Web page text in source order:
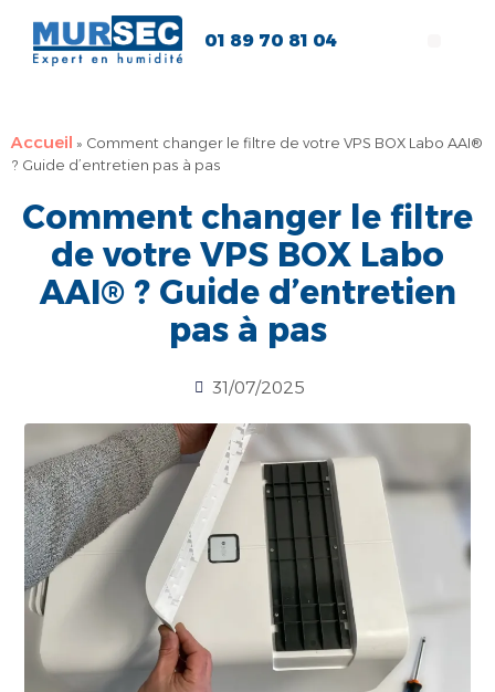
01 89 70 81 04
Accueil » Comment changer le filtre de votre VPS BOX Labo AAI®
? Guide d’entretien pas à pas
Comment changer le filtre
de votre VPS BOX Labo
AAI® ? Guide d’entretien
pas à pas
31/07/2025